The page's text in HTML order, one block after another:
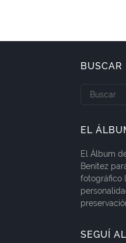
BUSCAR
EL
El Álbum
Benítez
fotográfico
SEGUÍ